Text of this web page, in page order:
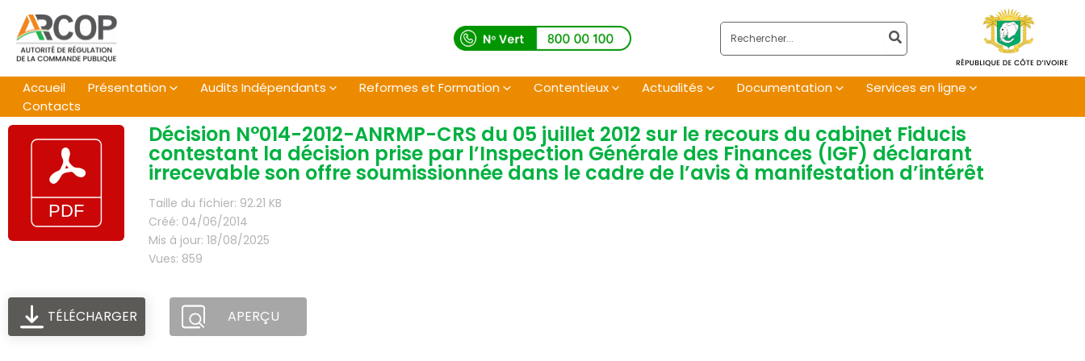
contenu
Rechercher:
Accueil Présentation Audits Indépendants Reformes et Formation Contentieux Actualités Documentation
Services en ligne
Contacts
Décision N°014-2012-ANRMP-CRS du 05 juillet 2012 sur le recours du cabinet Fiducis
contestant la décision prise par l’Inspection Générale des Finances (IGF) déclarant
irrecevable son offre soumissionnée dans le cadre de l’avis à manifestation d’intérêt
Taille du fichier: 92.21 KB
Créé: 04/06/2014
Mis à jour: 18/08/2025
Vues: 859
TÉLÉCHARGER APERÇU